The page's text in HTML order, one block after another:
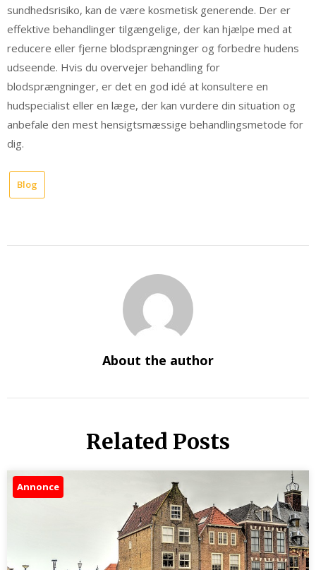
sundhedsrisiko, kan de være kosmetisk generende. Der er
effektive behandlinger tilgængelige, der kan hjælpe med at
reducere eller fjerne blodsprængninger og forbedre hudens
udseende. Hvis du overvejer behandling for
blodsprængninger, er det en god idé at konsultere en
hudspecialist eller en læge, der kan vurdere din situation og
anbefale den mest hensigtsmæssige behandlingsmetode for
dig.
Blog
About the author
Related Posts
Annonce